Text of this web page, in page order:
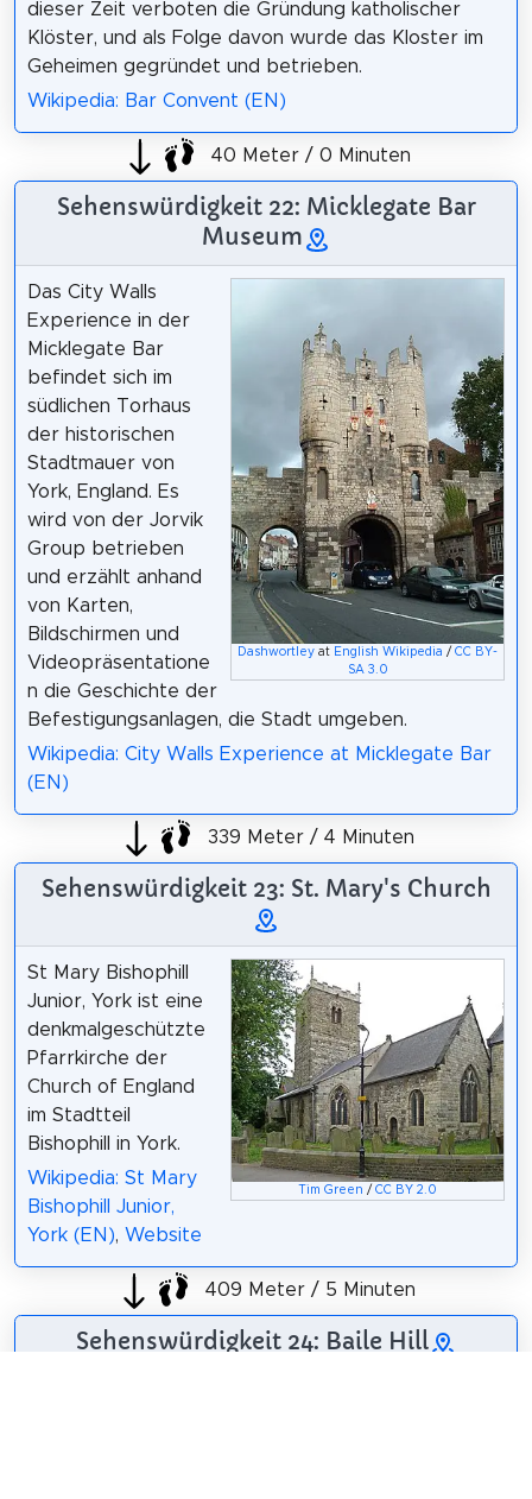
dieser Zeit verboten die Gründung katholischer
Klöster, und als Folge davon wurde das Kloster im
Geheimen gegründet und betrieben.
Wikipedia: Bar Convent (EN)
40 Meter / 0 Minuten
Sehenswürdigkeit 22: Micklegate Bar
Museum
Dashwortley at English Wikipedia /CC BY-
SA 3.0
Das City Walls
Experience in der
Micklegate Bar
befindet sich im
südlichen Torhaus
der historischen
Stadtmauer von
York, England. Es
wird von der Jorvik
Group betrieben
und erzählt anhand
von Karten,
Bildschirmen und
Videopräsentatione
n die Geschichte der
Befestigungsanlagen, die Stadt umgeben.
Wikipedia: City Walls Experience at Micklegate Bar
(EN)
339 Meter / 4 Minuten
Sehenswürdigkeit 23: St. Mary's Church
Tim Green /CC BY 2.0
St Mary Bishophill
Junior, York ist eine
denkmalgeschützte
Pfarrkirche der
Church of England
im Stadtteil
Bishophill in York.
Wikipedia: St Mary
Bishophill Junior,
York (EN), Website
409 Meter / 5 Minuten
Sehenswürdigkeit 24: Baile Hill